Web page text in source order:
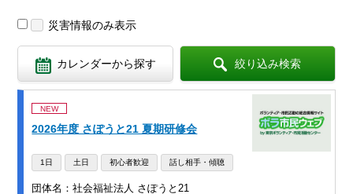
災害情報のみ表示
カレンダーから探す 絞り込み検索
NEW
2026年度 さぽうと21 夏期研修会
1日 土日 初心者歓迎 話し相手・傾聴
団体名：社会福祉法人 さぽうと21